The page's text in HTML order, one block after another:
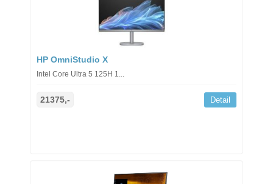
HP OmniStudio X
Intel Core Ultra 5 125H 1...
21375,- Detail